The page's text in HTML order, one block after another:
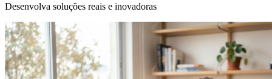
Desenvolva soluções reais e inovadoras